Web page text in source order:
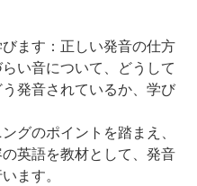
ます：正しい発音の仕方
い音について、どうして
発音されているか、学び
グのポイントを踏まえ、
英語を教材として、発音
ます。